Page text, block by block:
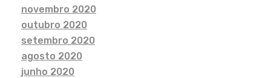
novembro 2020
outubro 2020
setembro 2020
agosto 2020
junho 2020